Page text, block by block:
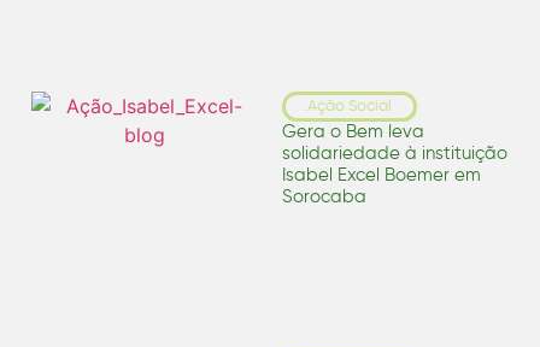
Ação Social
Gera o Bem leva
solidariedade à instituição
Isabel Excel Boemer em
Sorocaba